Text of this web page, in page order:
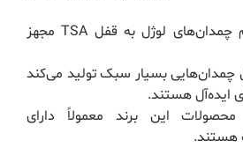
3. قفل‌های ایمن: تمام چمدان‌های لوژل به قفل TSA مجهز
چمدان‌هایی بسیار سبک تولید می‌کند
ایده‌آل هستند.
این برند معمولاً دارای
هستند.